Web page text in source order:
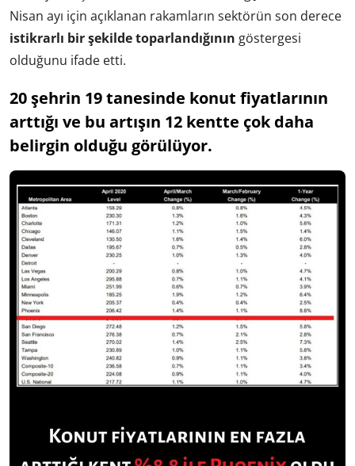
Nisan ayı için açıklanan rakamların sektörün son derece
istikrarlı bir şekilde toparlandığının göstergesi
olduğunu ifade etti.
20 şehrin 19 tanesinde konut fiyatlarının
arttığı ve bu artışın 12 kentte çok daha
belirgin olduğu görülüyor.